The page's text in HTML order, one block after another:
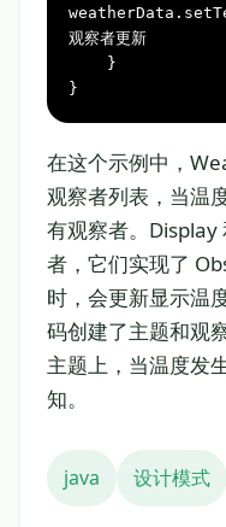
观察者更新
}
在这个示例中，
观察者列表，当温
有观察者。Display
者，它们实现了
时，会更新显示温
码创建了主题和观
主题上，当温度发
知。
java 设计模式